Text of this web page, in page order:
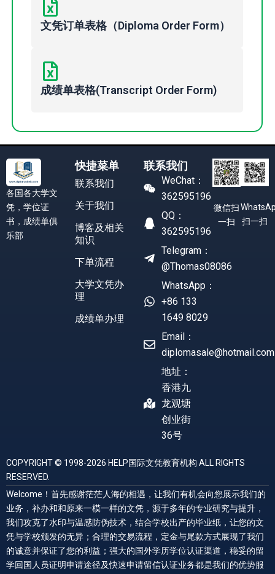
文凭订单表格（Diploma Order Form）
成绩单表格(Transcript Order Form)
各国各大学文
凭，学位证
书，成绩单俱
乐部
快捷菜单
联系我们
关于我们
博客及相关
知识
下单流程
大学文凭办
理
成绩单办理
联系我们
WeChat：
362595196
QQ：
362595196
Telegram：
@Thomas08086
WhatsApp：
+86 133
1649 8029
Email：
diplomasale@hotmail.com
地址：
香港九
龙观塘
创业街
36号
微信扫
一扫
扫一扫
COPYRIGHT © 1998-2026 HELP国际文凭教育机构 ALL RIGHTS
RESERVED.
Welcome！首先感谢茫茫人海的相遇，让我们有机会向您展示我们的
业务，补办和和原来一模一样的文凭，源于多年的专业研究与提升，
我们攻克了水印与温感防伪技术，结合学校出产的毕业纸，让您的文
凭与学校颁发的无异；合理的交易流程，定金与尾款方式展现了我们
的诚意并保证了您的利益；强大的国外学历学位认证渠道，稳妥的留
学回国人员证明申请途径及快速申请留信认证业务都是我们的优势服